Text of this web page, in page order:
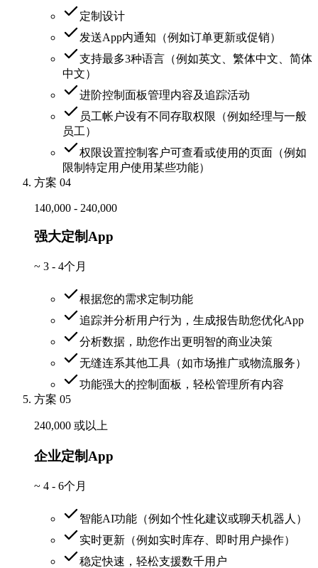
定制设计
发送App内通知（例如订单更新或促销）
支持最多3种语言（例如英文、繁体中文、简体
中文）
进阶控制面板管理内容及追踪活动
员工帐户设有不同存取权限（例如经理与一般
员工）
权限设置控制客户可查看或使用的页面（例如
限制特定用户使用某些功能）
方案 04
140,000 - 240,000
强大定制App
~ 3 - 4个月
根据您的需求定制功能
追踪并分析用户行为，生成报告助您优化App
分析数据，助您作出更明智的商业决策
无缝连系其他工具（如市场推广或物流服务）
功能强大的控制面板，轻松管理所有内容
方案 05
240,000 或以上
企业定制App
~ 4 - 6个月
智能AI功能（例如个性化建议或聊天机器人）
实时更新（例如实时库存、即时用户操作）
稳定快速，轻松支援数千用户